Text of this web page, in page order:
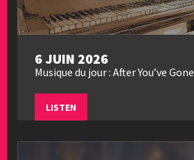
6 JUIN 2026
Musique du jour : After You’ve Gone
LISTEN